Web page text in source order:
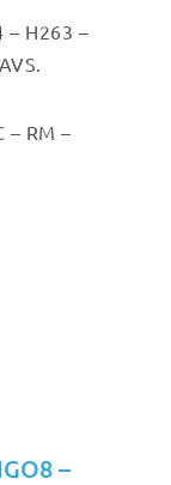
– H263 –
– RM –
–